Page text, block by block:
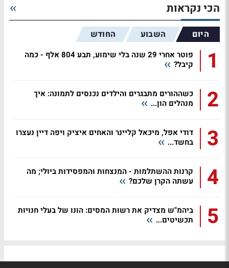
הכי נקראות
היום השבוע החודש
1
פוטר אחרי 29 שנה בלי שימוע, תבע 804 אלף - כמה
קיבל?
2
כשההורים מתבגרים והילדים נכנסים לתמונה: איך
מנהלים הון...
3
דודי אפל, מיכאל קליינר והאחים איציק ויפה דיין נעצרו
בחשד...
4
קרנות ההשתלמות - המנצחות והמפסידות ביולי; מה
עשתה הקרן שלכם?
5
ביהמ"ש מצדיק את רשות המסים: הונו של בעלי חנויות
תכשיטים...